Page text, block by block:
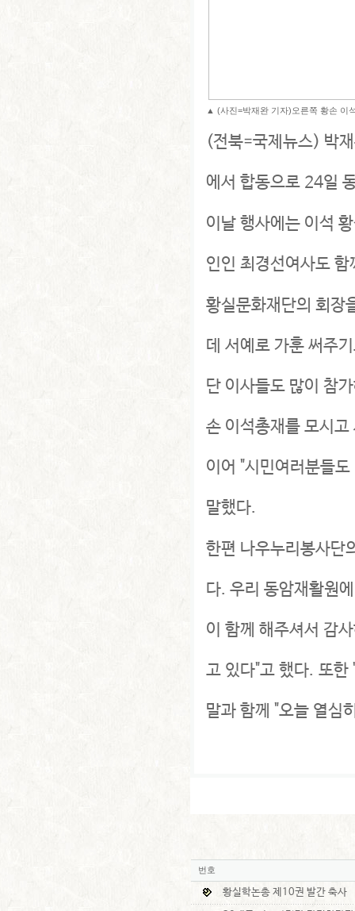
▲ (사진=박재완 기자)오른쪽 황손 이
(전북=국제뉴스) 박
에서 합동으로 24일
이날 행사에는 이석
인인 최경선여사도
황실문화재단의 회장
데 서예로 가훈 써주
단 이사들도 많이 참
손 이석총재를 모시
이어 "시민여러분들
말했다.
한편 나우누리봉사단
다. 우리 동암재활원
이 함께 해주셔서 감
고 있다"고 했다. 또한
말과 함께 "오늘 열심
번호
황실학논총 제10권 발간 축사